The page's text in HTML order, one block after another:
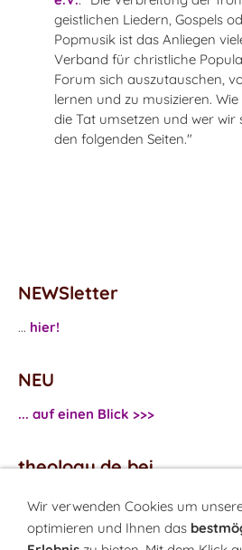
geistlichen Liedern, Gospels
Popmusik ist das Anliegen
Verband für christliche
Forum sich auszutauschen,
lernen und zu musizieren.
die Tat umsetzen und wer wir
den folgenden Seiten."
NEWSletter
... hier!
NEU
... auf einen Blick >>>
theology.de bei
...Facebook
...Twitter
Wir verwenden Cookies um
optimieren und Ihnen das